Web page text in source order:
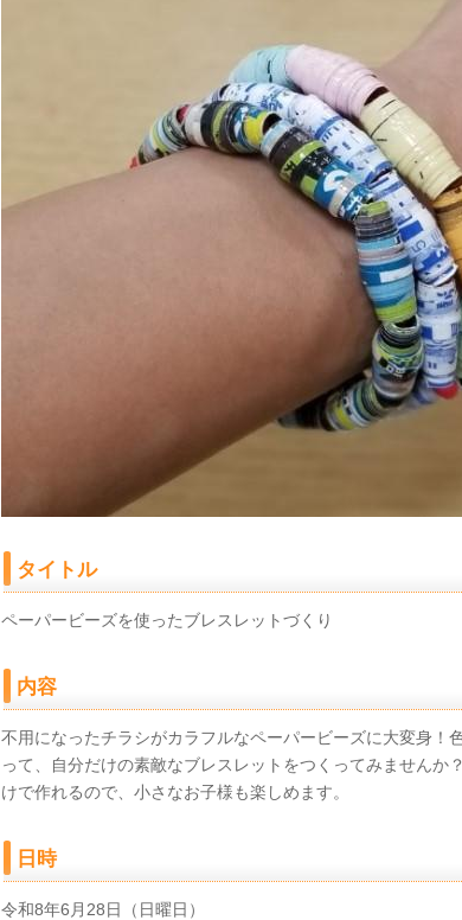
タイトル
ペーパービーズを使ったブレスレットづくり
内容
不用になったチラシがカラフルなペーパービーズに大変身！
って、自分だけの素敵なブレスレットをつくってみませんか
けで作れるので、小さなお子様も楽しめます。
日時
令和8年6月28日（日曜日）